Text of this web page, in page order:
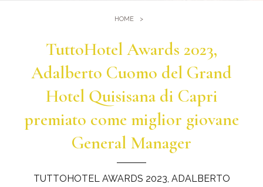
Sauna e Bagno turco
Eventi e Meeting
Meeting al Quisisana
Gallery
Leaders Club
Blog
HOME
TuttoHotel Awards 2023,
Adalberto Cuomo del Grand
Hotel Quisisana di Capri
premiato come miglior giovane
General Manager
TUTTOHOTEL AWARDS 2023, ADALBERTO